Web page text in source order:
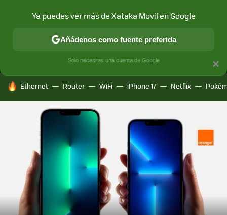
MÓVIL Y SOCIEDAD APLICACIONES
HOY SE HABLA DE
Ethernet Router WiFi iPhone 17 Netflix
×
Ya puedes ver más de Xataka Movil en Google
Añádenos como fuente preferida
Solo necesitas una cuenta de Google